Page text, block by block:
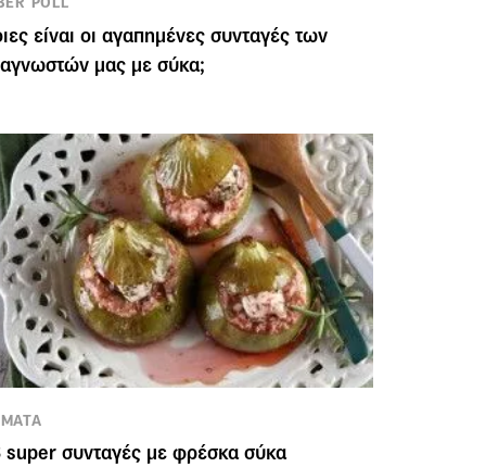
είναι οι αγαπημένες συνταγές των
μας με σύκα;
super συνταγές με φρέσκα σύκα